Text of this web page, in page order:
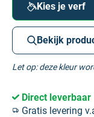
Kies je verf
Bekijk
Let op: deze kleur
Direct leverbaar
Gratis levering